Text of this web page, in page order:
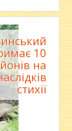
10
на
стихії